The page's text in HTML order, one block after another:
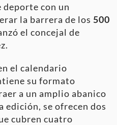
con un
la barrera de los 500
el concejal de
el calendario
su formato
a un amplio abanico
edición, se ofrecen dos
cubren cuatro